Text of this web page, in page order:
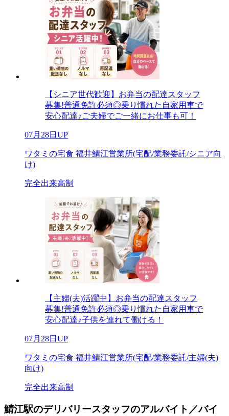
【シニア世代歓迎】お弁当の配達スタッフ
募集!普通免許必須◎乗り慣れた自家用車で
安心配達♪ご夫婦でご一緒にお仕事も可！
07月28日UP
ワタミの宅食 福井鯖江営業所(宅配/業務委託/シニア向
け)
完全出来高制
【主婦(夫)活躍中】お弁当の配達スタッフ
募集!普通免許必須◎乗り慣れた自家用車で
安心配達♪子供を連れて働ける！
07月28日UP
ワタミの宅食 福井鯖江営業所(宅配/業務委託/主婦(夫)
向け)
完全出来高制
鯖江駅のデリバリースタッフのアルバイト／バイ